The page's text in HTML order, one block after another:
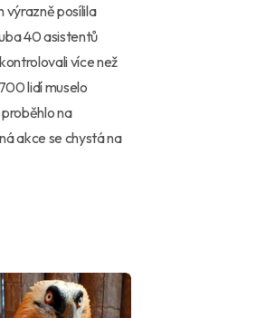
výrazně posílila
40 asistentů
více než
lidí muselo
na
akce se chystá na